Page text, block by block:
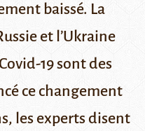
baissé. La
et l’Ukraine
19 sont des
ce changement
les experts disent